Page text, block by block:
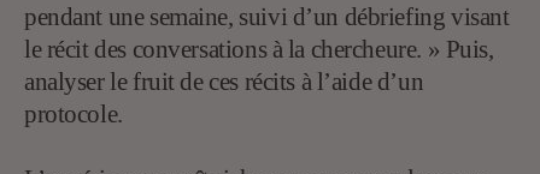
pendant une semaine, suivi d’un débriefing visant
le récit des conversations à la chercheure. » Puis,
analyser le fruit de ces récits à l’aide d’un
protocole.